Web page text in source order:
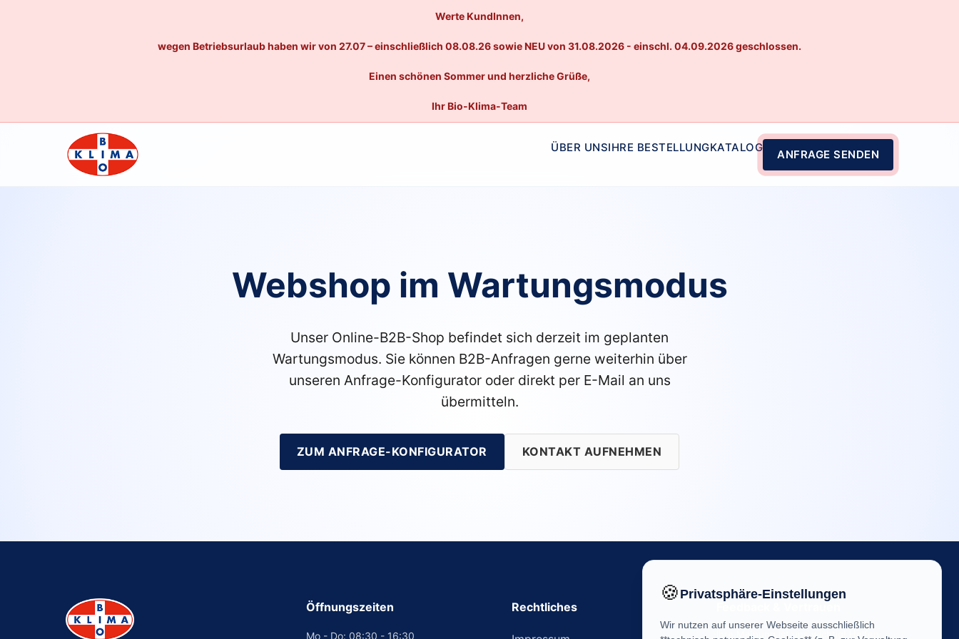
Werte KundInnen,
wegen Betriebsurlaub haben wir von 27.07 – einschließlich 08.08.26 sowie NEU von 31.08.2026 - einschl. 04.09.2026 geschlossen.
Einen schönen Sommer und herzliche Grüße,
Ihr Bio-Klima-Team
ÜBER UNSIHRE BESTELLUNGKATALOG
ANFRAGE SENDEN
Webshop im Wartungsmodus
Unser Online-B2B-Shop befindet sich derzeit im geplanten
Wartungsmodus. Sie können B2B-Anfragen gerne weiterhin über
unseren Anfrage-Konfigurator oder direkt per E-Mail an uns
übermitteln.
ZUM ANFRAGE-KONFIGURATOR KONTAKT AUFNEHMEN
Öffnungszeiten
Mo - Do: 08:30 - 16:30
Rechtliches
Ihre Meinung ist uns wichtig! Helfen
🍪Privatsphäre-Einstellungen
Wir nutzen auf unserer Webseite ausschließlich